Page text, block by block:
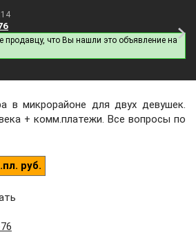
продавцу, что Вы нашли это объявление на
в микрорайоне для двух девушек.
+ комм.платежи. Все вопросы по
руб.